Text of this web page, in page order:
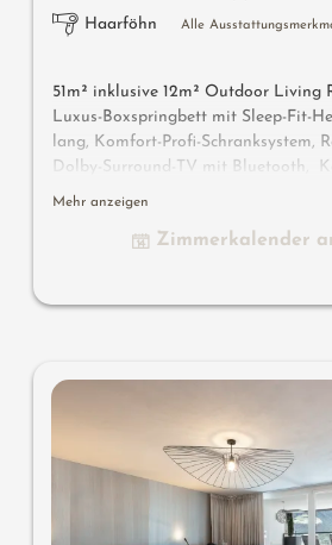
Haarföhn Alle
51m² inklusive 12m² Outdoor Living
Luxus-Boxspringbett mit Sleep-Fit-
lang, Komfort-Profi-Schranksystem,
Dolby-Surround-TV mit Bluetooth,
Wein-, Nespresso- & Teedesk,
Beauty-Desk, getrennter Waschtisch
Mehr anzeigen
Zimmerkalender